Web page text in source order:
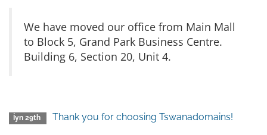
We have moved our office from Main Mall
to Block 5, Grand Park Business Centre.
Building 6, Section 20, Unit 4.
İyn 29th Thank you for choosing Tswanadomains!